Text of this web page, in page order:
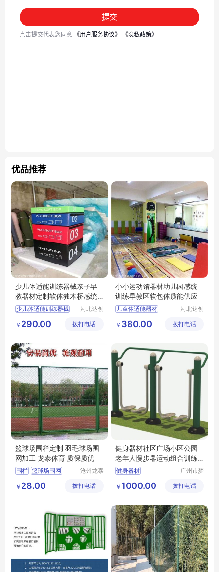
优品推荐
少儿体适能训练器械亲子早
教器材定制软体独木桥感统
训练器材供应
少儿体适能训练器械
早教区感统器材
感统训练器材供应
河北达创
有限公司
￥ 290.00 拨打电话
小小运动馆器材幼儿园感统
训练早教区软包体质能供应
儿童体适能器材
感统训练器材
河北达创
有限公司
￥ 380.00 拨打电话
篮球场围栏定制 羽毛球场围
网加工 龙泰体育 质保质优
围栏 篮球场围网
沧州龙泰
有限公司
￥ 28.00 拨打电话
健身器材社区广场小区公园
老年人慢步器运动组合训练
器
健身器材
广州市梦
限公司
￥ 1000.00 拨打电话